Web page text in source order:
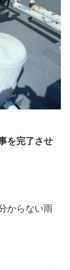
を完了させ
からない雨